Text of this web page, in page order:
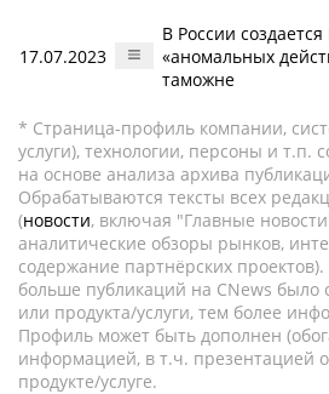
17.07.2023
В России
«аномальных
таможне
* Страница-профиль компании,
услуги), технологии, персоны и т.п.
на основе анализа архива
Обрабатываются тексты всех
(новости, включая "Главные
аналитические обзоры рынков,
содержание партнёрских
больше публикаций на CNews
или продукта/услуги, тем более
Профиль может быть дополнен
информацией, в т.ч. презентацией
продукте/услуге.